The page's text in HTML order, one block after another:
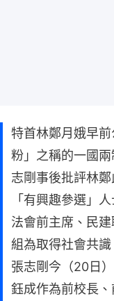
特首林鄭月娥早
粉」之稱的一國
志剛事後批評林
「有興趣參選」
法會前主席、民
組為取得社會共
張志剛今（20日
鈺成作為前校長